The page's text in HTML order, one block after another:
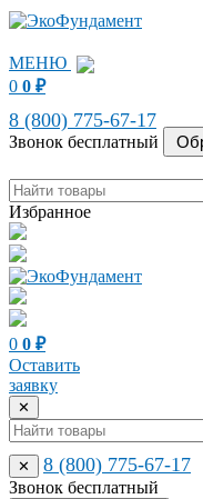
МЕНЮ
0 0 ₽
8 (800) 775-67-17
Звонок бесплатный
Избранное
0 0 ₽
Оставить
заявку
✕
✕ 8 (800) 775-67-17
Звонок бесплатный